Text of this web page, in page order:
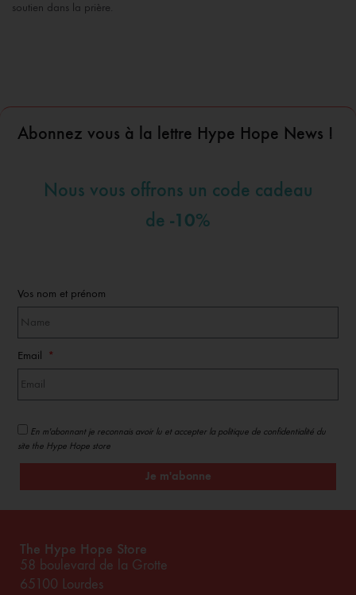
soutien dans la prière.
Abonnez vous à la lettre Hype Hope News !
Nous vous offrons un code cadeau
de -10%
Vos nom et prénom
Email
En m'abonnant je reconnais avoir lu et accepter la politique de confidentialité du
site the Hype Hope store
Je m'abonne
The Hype Hope Store
58 boulevard de la Grotte
65100 Lourdes